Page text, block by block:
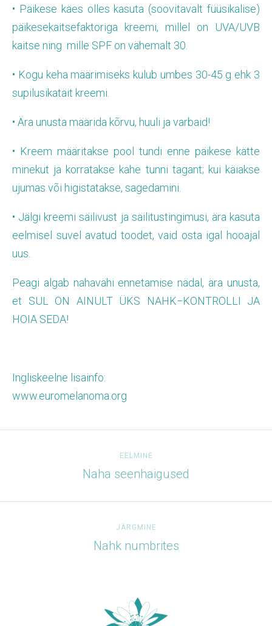
• Päikese käes olles kasuta (soovitavalt füüsikalise)
päikesekaitsefaktoriga kreemi, millel on UVA/UVB
kaitse ning mille SPF on vähemalt 30.
• Kogu keha määrimiseks kulub umbes 30-45 g ehk 3
supilusikatäit kreemi.
• Ära unusta määrida kõrvu, huuli ja varbaid!
• Kreem määritakse pool tundi enne päikese kätte
minekut ja korratakse kahe tunni tagant; kui käiakse
ujumas või higistatakse, sagedamini.
• Jälgi kreemi säilivust ja säilitustingimusi, ära kasuta
eelmisel suvel avatud toodet, vaid osta igal hooajal
uus.
Peagi algab nahavähi ennetamise nädal, ära unusta,
et SUL ON AINULT ÜKS NAHK−KONTROLLI JA
HOIA SEDA!
Ingliskeelne lisainfo:
www.euromelanoma.org
EELMINE
Naha seenhaigused
JÄRGMINE
Nahk numbrites